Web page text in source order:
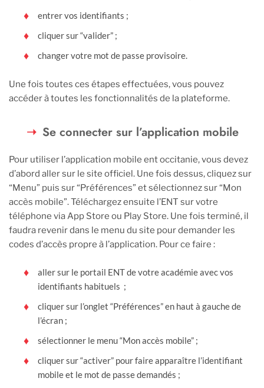
entrer vos identifiants ;
cliquer sur “valider” ;
changer votre mot de passe provisoire.
Une fois toutes ces étapes effectuées, vous pouvez
accéder à toutes les fonctionnalités de la plateforme.
Se connecter sur l’application mobile
Pour utiliser l’application mobile ent occitanie, vous devez
d’abord aller sur le site officiel. Une fois dessus, cliquez sur
“Menu” puis sur “Préférences” et sélectionnez sur “Mon
accès mobile”. Téléchargez ensuite l’ENT sur votre
téléphone via App Store ou Play Store. Une fois terminé, il
faudra revenir dans le menu du site pour demander les
codes d’accès propre à l’application. Pour ce faire :
aller sur le portail ENT de votre académie avec vos
identifiants habituels ;
cliquer sur l’onglet “Préférences” en haut à gauche de
l’écran ;
sélectionner le menu “Mon accès mobile” ;
cliquer sur “activer” pour faire apparaître l’identifiant
mobile et le mot de passe demandés ;